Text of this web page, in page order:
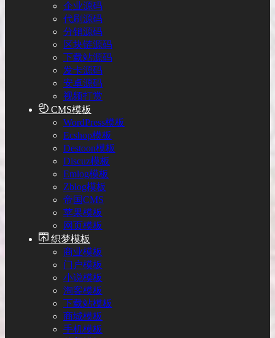
企业源码
代刷源码
分销源码
区块链源码
下载站源码
发卡源码
安卓源码
视频打赏
CMS模板
WordPress模板
Ecshop模板
Destoon模板
Discuz模板
Emlog模板
Zblog模板
帝国CMS
苹果模板
网页模板
织梦模板
商业模板
门户模板
小说模板
淘客模板
下载站模板
商城模板
手机模板